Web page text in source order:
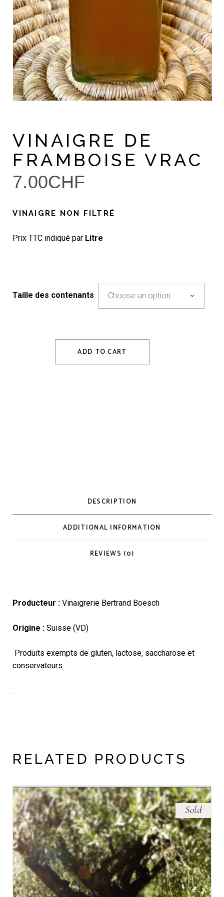
VINAIGRE DE
FRAMBOISE VRAC
7.00CHF
VINAIGRE NON FILTRÉ
Prix TTC indiqué par Litre
Taille des contenants Choose an option
ADD TO CART
DESCRIPTION
ADDITIONAL INFORMATION
REVIEWS (0)
Producteur :Vinaigrerie Bertrand Boesch
Origine :Suisse (VD)
Produits exempts de gluten, lactose, saccharose et
conservateurs
RELATED PRODUCTS
Sold